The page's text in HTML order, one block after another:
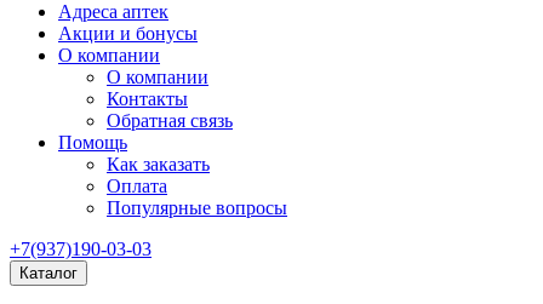
Адреса аптек
Акции и бонусы
О компании
О компании
Контакты
Обратная связь
Помощь
Как заказать
Оплата
Популярные вопросы
+7(937)190-03-03
Каталог